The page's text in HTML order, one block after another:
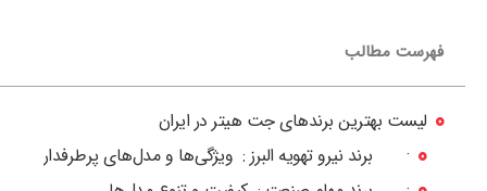
فهرست مطالب
لیست بهترین برندهای جت هیتر در ایران
· برند نیرو تهویه البرز : ویژگی‌ها و مدل‌های پرطرفدار